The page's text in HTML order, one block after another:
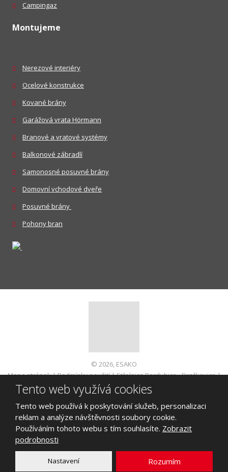
Campingaz
Montujeme
Nerezové interiéry
Ocelové konstrukce
Kované brány
Garážová vrata Hörmann
Branové a vratové systémy
Balkonové zábradlí
Samonosné posuvné brány
Domovní vchodové dveře
Posuvné brány
Pohony bran
© 2026, ESAKO
Mapa stránek|Podmínky použití|Střelnice Pardubice - Dražkovice|
Informace pro spotřebitele
VYROBILA
Tento web je chráněn pomocí Google ReCAPTCHA a platí pro něj
zásady ochrany osobních údajů a smluvní podmínky
Tento web využívá cookies
Tento web používá k poskytování služeb, personalizaci
reklam a analýze návštěvnosti soubory cookie.
Používáním tohoto webu s tím souhlasíte. Zobrazit
podrobnosti
Nastavení Rozumím